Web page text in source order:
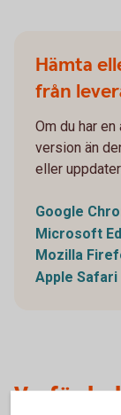
Hämta
från
Om du har
version än
eller
Google
Microsoft
Mozilla
Apple Safari
Varför